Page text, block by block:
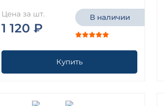
Цена за шт.
1 120 ₽
В наличии
Купить